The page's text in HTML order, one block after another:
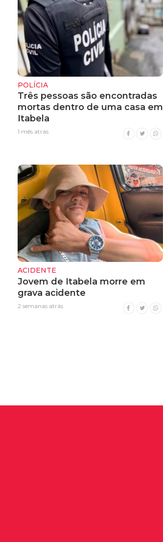
POLÍCIA
Três pessoas são encontradas
mortas dentro de uma casa em
Itabela
1 mês atrás
ACIDENTE
Jovem de Itabela morre em
grava acidente
2 semanas atrás